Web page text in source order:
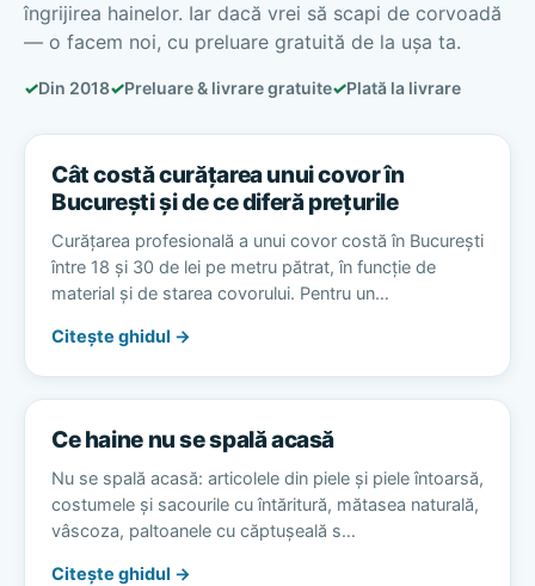
îngrijirea hainelor. Iar dacă vrei să scapi de corvoadă
— o facem noi, cu preluare gratuită de la ușa ta.
✓Din 2018✓Preluare & livrare gratuite✓Plată la livrare
Cât costă curățarea unui covor în
București și de ce diferă prețurile
Curățarea profesională a unui covor costă în București
între 18 și 30 de lei pe metru pătrat, în funcție de
material și de starea covorului. Pentru un…
Citește ghidul →
Ce haine nu se spală acasă
Nu se spală acasă: articolele din piele și piele întoarsă,
costumele și sacourile cu întăritură, mătasea naturală,
vâscoza, paltoanele cu căptușeală s…
Citește ghidul →